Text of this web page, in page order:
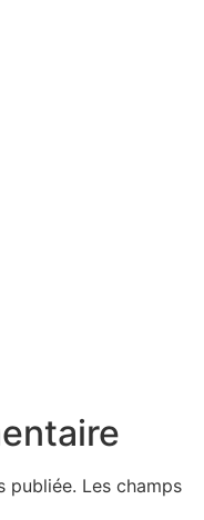
publiée. Les champs